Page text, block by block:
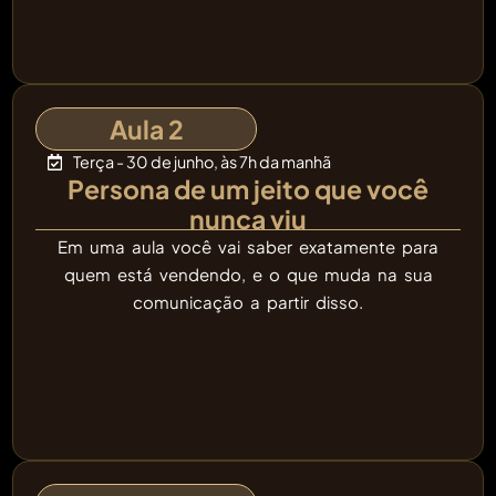
Aula 2
Terça - 30 de junho, às 7h da manhã
Persona de um jeito que você
nunca viu
Em uma aula você vai saber exatamente para
quem está vendendo, e o que muda na sua
comunicação a partir disso.